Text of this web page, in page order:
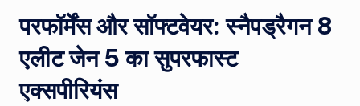
परफॉर्मेंस और सॉफ्टवेयर: स्नैपड्रैगन 8
एलीट जेन 5 का सुपरफास्ट
एक्सपीरियंस